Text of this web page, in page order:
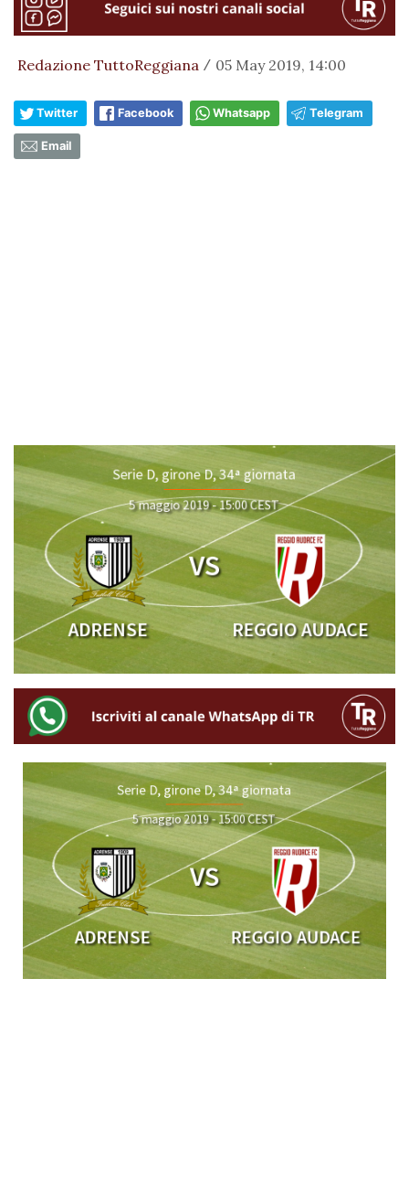
Redazione TuttoReggiana / 05 May 2019, 14:00
Twitter Facebook Whatsapp Telegram
Email